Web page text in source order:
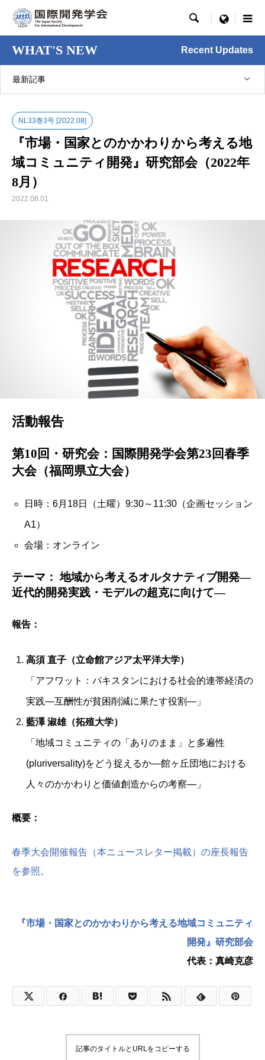
 menu
WHAT'S NEW Recent Updates
最新記事
NL33巻3号 [2022.08]
『市場・国家とのかかわりから考える地
域コミュニティ開発』研究部会（2022年
8月）
2022.08.01
活動報告
第10回・研究会：国際開発学会第23回春季
大会（福岡県立大会）
日時：6月18日（土曜）9:30～11:30（企画セッション
A1）
会場：オンライン
テーマ： 地域から考えるオルタナティブ開発―
近代的開発実践・モデルの超克に向けて―
報告：
高須 直子（立命館アジア太平洋大学）
「アフワット：パキスタンにおける社会的連帯経済の
実践―互酬性が貧困削減に果たす役割―」
藍澤 淑雄（拓殖大学）
「地域コミュニティの「ありのまま」と多遍性
(pluriversality)をどう捉えるか―館ヶ丘団地における
人々のかかわりと価値創造からの考察―」
概要：
春季大会開催報告（本ニュースレター掲載）の座長報告
を参照。
『市場・国家とのかかわりから考える地域コミュニティ
開発』研究部会
代表：真崎克彦
記事のタイトルとURLをコピーする